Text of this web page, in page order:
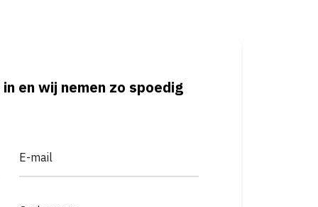
en wij nemen zo spoedig